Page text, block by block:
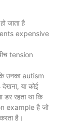
जाता है
expensive
tension
उनका autism
या कोई
रहता था कि
example है जो
है।